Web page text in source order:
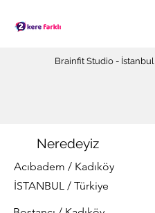
Brainfit Studio - İstanbul
Neredeyiz
Acıbadem / Kadıköy
İSTANBUL / Türkiye